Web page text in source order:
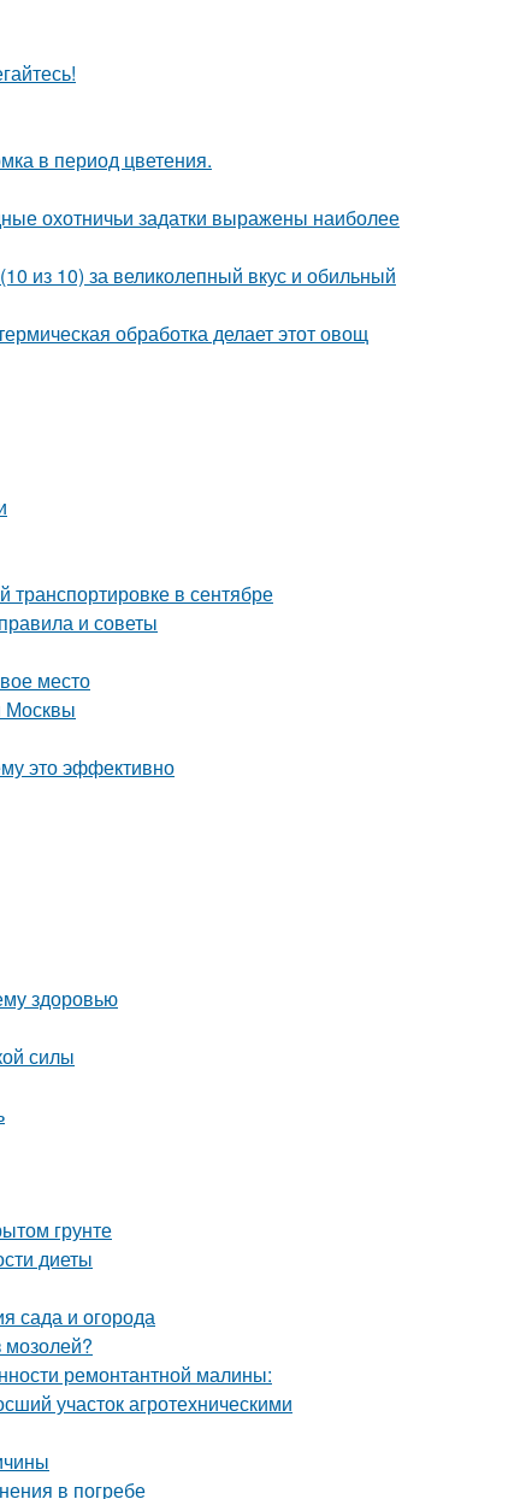
в период цветения.
охотничьи задатки выражены наиболее
из 10) за великолепный вкус и обильный
обработка делает этот овощ
транспортировке в сентябре
и советы
место
Москвы
это эффективно
здоровью
силы
грунте
диеты
сада и огорода
мозолей?
ремонтантной малины:
участок агротехническими
в погребе